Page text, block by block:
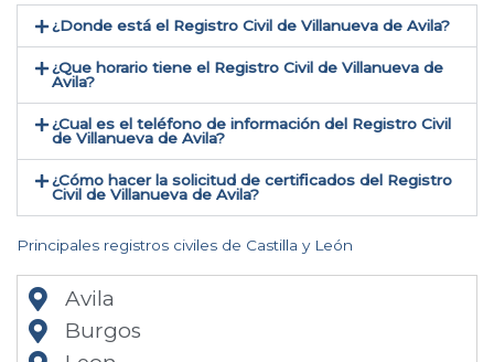
¿Donde está el Registro Civil de Villanueva de Avila​?
¿Que horario tiene el Registro Civil de Villanueva de
Avila?
¿Cual es el teléfono de información del Registro Civil
de Villanueva de Avila​?
¿Cómo hacer la solicitud de certificados del Registro
Civil de Villanueva de Avila​?
Principales registros civiles de Castilla y León
Avila
Burgos